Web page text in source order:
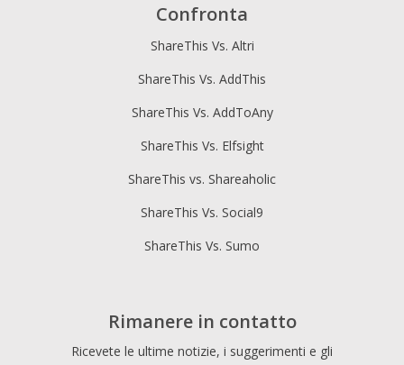
Confronta
ShareThis Vs. Altri
ShareThis Vs. AddThis
ShareThis Vs. AddToAny
ShareThis Vs. Elfsight
ShareThis vs. Shareaholic
ShareThis Vs. Social9
ShareThis Vs. Sumo
Rimanere in contatto
Ricevete le ultime notizie, i suggerimenti e gli